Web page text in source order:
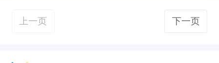
上一页 下一页